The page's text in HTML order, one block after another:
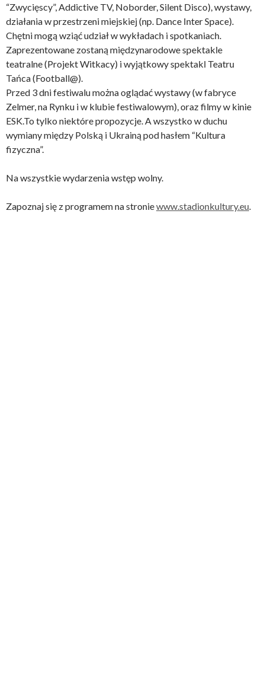
“Zwycięscy”, Addictive TV, Noborder, Silent Disco), wystawy,
działania w przestrzeni miejskiej (np. Dance Inter Space).
Chętni mogą wziąć udział w wykładach i spotkaniach.
Zaprezentowane zostaną międzynarodowe spektakle
teatralne (Projekt Witkacy) i wyjątkowy spektakl Teatru
Tańca (Football@).
Przed 3 dni festiwalu można oglądać wystawy (w fabryce
Zelmer, na Rynku i w klubie festiwalowym), oraz filmy w kinie
ESK.To tylko niektóre propozycje. A wszystko w duchu
wymiany między Polską i Ukrainą pod hasłem “Kultura
fizyczna”.
Na wszystkie wydarzenia wstęp wolny.
Zapoznaj się z programem na stroniewww.stadionkultury.eu